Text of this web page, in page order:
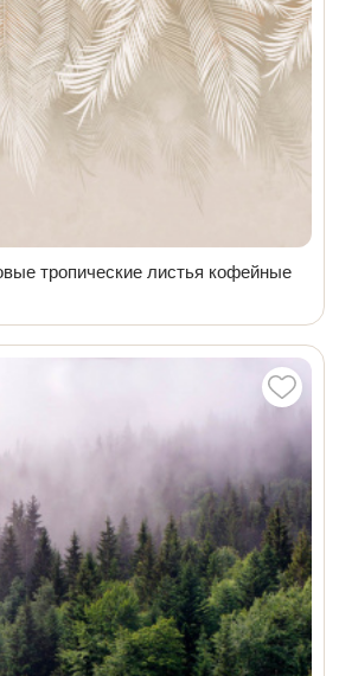
тропические листья кофейные